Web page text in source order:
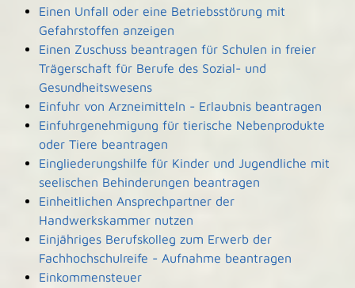
Einen Unfall oder eine Betriebsstörung mit
Gefahrstoffen anzeigen
Einen Zuschuss beantragen für Schulen in freier
Trägerschaft für Berufe des Sozial- und
Gesundheitswesens
Einfuhr von Arzneimitteln - Erlaubnis beantragen
Einfuhrgenehmigung für tierische Nebenprodukte
oder Tiere beantragen
Eingliederungshilfe für Kinder und Jugendliche mit
seelischen Behinderungen beantragen
Einheitlichen Ansprechpartner der
Handwerkskammer nutzen
Einjähriges Berufskolleg zum Erwerb der
Fachhochschulreife - Aufnahme beantragen
Einkommensteuer